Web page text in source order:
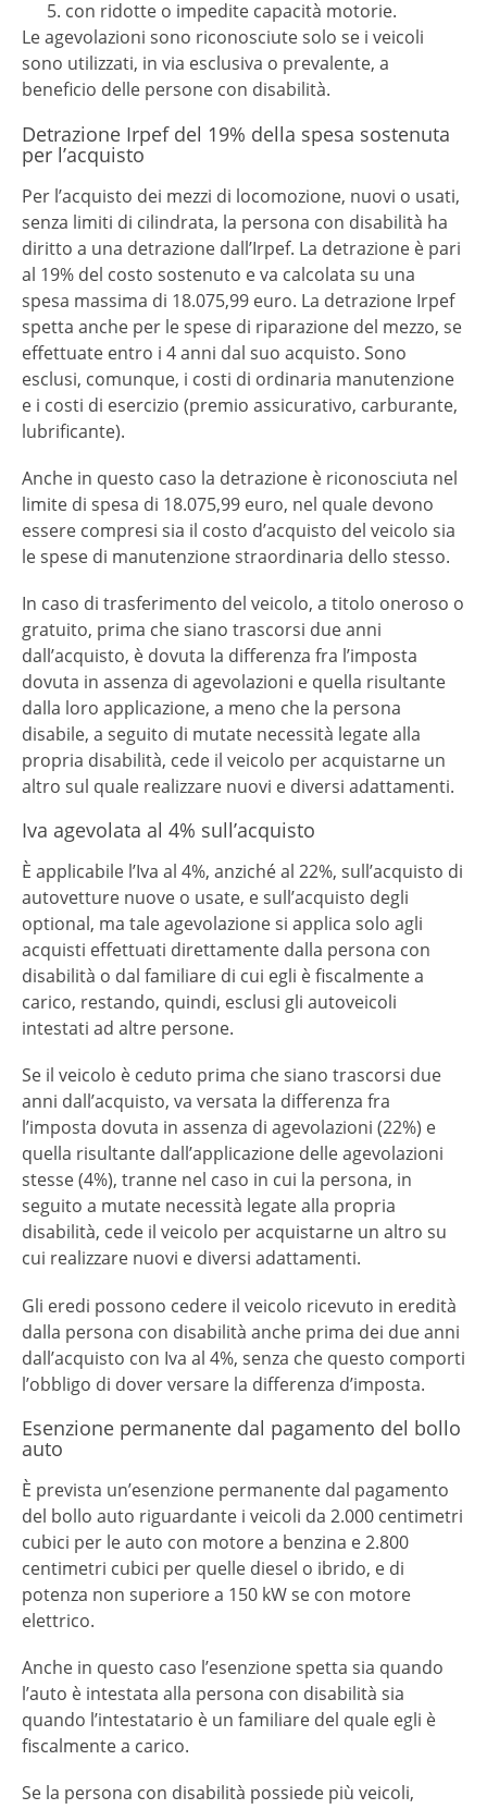
con ridotte o impedite capacità motorie.
Le agevolazioni sono riconosciute solo se i veicoli
sono utilizzati, in via esclusiva o prevalente, a
beneficio delle persone con disabilità.
Detrazione Irpef del 19% della spesa sostenuta
per l’acquisto
Per l’acquisto dei mezzi di locomozione, nuovi o usati,
senza limiti di cilindrata, la persona con disabilità ha
diritto a una detrazione dall’Irpef. La detrazione è pari
al 19% del costo sostenuto e va calcolata su una
spesa massima di 18.075,99 euro. La detrazione Irpef
spetta anche per le spese di riparazione del mezzo, se
effettuate entro i 4 anni dal suo acquisto. Sono
esclusi, comunque, i costi di ordinaria manutenzione
e i costi di esercizio (premio assicurativo, carburante,
lubrificante).
Anche in questo caso la detrazione è riconosciuta nel
limite di spesa di 18.075,99 euro, nel quale devono
essere compresi sia il costo d’acquisto del veicolo sia
le spese di manutenzione straordinaria dello stesso.
In caso di trasferimento del veicolo, a titolo oneroso o
gratuito, prima che siano trascorsi due anni
dall’acquisto, è dovuta la differenza fra l’imposta
dovuta in assenza di agevolazioni e quella risultante
dalla loro applicazione, a meno che la persona
disabile, a seguito di mutate necessità legate alla
propria disabilità, cede il veicolo per acquistarne un
altro sul quale realizzare nuovi e diversi adattamenti.
Iva agevolata al 4% sull’acquisto
È applicabile l’Iva al 4%, anziché al 22%, sull’acquisto di
autovetture nuove o usate, e sull’acquisto degli
optional, ma tale agevolazione si applica solo agli
acquisti effettuati direttamente dalla persona con
disabilità o dal familiare di cui egli è fiscalmente a
carico, restando, quindi, esclusi gli autoveicoli
intestati ad altre persone.
Se il veicolo è ceduto prima che siano trascorsi due
anni dall’acquisto, va versata la differenza fra
l’imposta dovuta in assenza di agevolazioni (22%) e
quella risultante dall’applicazione delle agevolazioni
stesse (4%), tranne nel caso in cui la persona, in
seguito a mutate necessità legate alla propria
disabilità, cede il veicolo per acquistarne un altro su
cui realizzare nuovi e diversi adattamenti.
Gli eredi possono cedere il veicolo ricevuto in eredità
dalla persona con disabilità anche prima dei due anni
dall’acquisto con Iva al 4%, senza che questo comporti
l’obbligo di dover versare la differenza d’imposta.
Esenzione permanente dal pagamento del bollo
auto
È prevista un’esenzione permanente dal pagamento
del bollo auto riguardante i veicoli da 2.000 centimetri
cubici per le auto con motore a benzina e 2.800
centimetri cubici per quelle diesel o ibrido, e di
potenza non superiore a 150 kW se con motore
elettrico.
Anche in questo caso l’esenzione spetta sia quando
l’auto è intestata alla persona con disabilità sia
quando l’intestatario è un familiare del quale egli è
fiscalmente a carico.
Se la persona con disabilità possiede più veicoli,